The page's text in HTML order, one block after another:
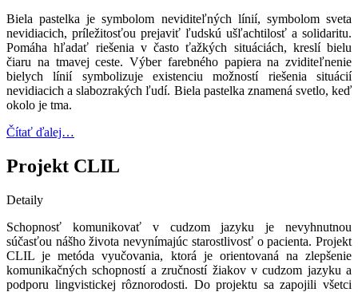
Biela pastelka je symbolom neviditeľných línií, symbolom sveta
nevidiacich, príležitosťou prejaviť ľudskú ušľachtilosť a solidaritu.
Pomáha hľadať riešenia v často ťažkých situáciách, kreslí bielu
čiaru na tmavej ceste. Výber farebného papiera na zviditeľnenie
bielych línií symbolizuje existenciu možností riešenia situácií
nevidiacich a slabozrakých ľudí. Biela pastelka znamená svetlo, keď
okolo je tma.
Čítať ďalej…
Projekt CLIL
Detaily
Schopnosť komunikovať v cudzom jazyku je nevyhnutnou
súčasťou nášho života nevynímajúc starostlivosť o pacienta. Projekt
CLIL je metóda vyučovania, ktorá je orientovaná na zlepšenie
komunikačných schopností a zručností žiakov v cudzom jazyku a
podporu lingvistickej rôznorodosti. Do projektu sa zapojili všetci